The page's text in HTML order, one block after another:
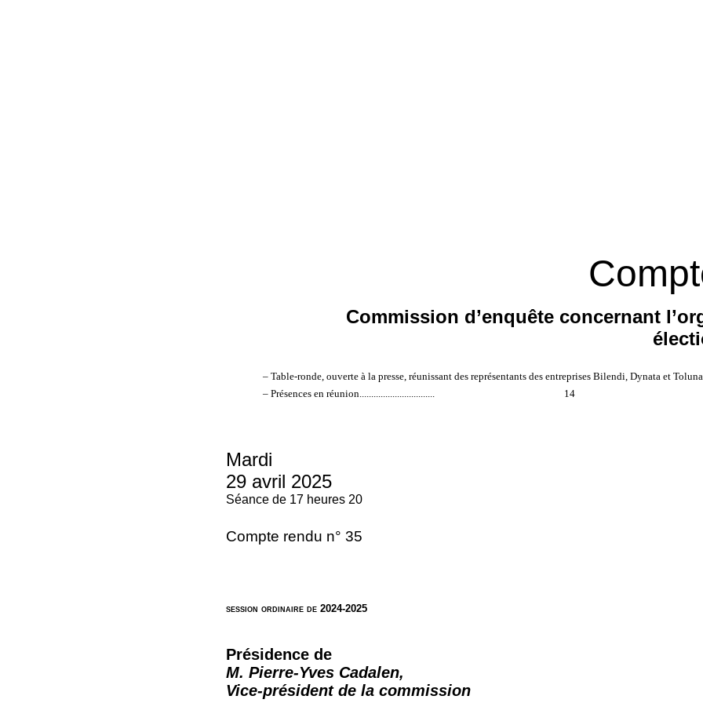
Commission d’enquête concernant
– Table-ronde, ouverte à la presse, réunissant des représentants des entreprises Bilendi, Dynata et
– Présences en réunion
14
Mardi
29 avril 2025
Séance de 17 heures 20
Compte rendu n° 35
session ordinaire de 2024-2025
Présidence de
M. Pierre-Yves Cadalen,
Vice-président de la commission